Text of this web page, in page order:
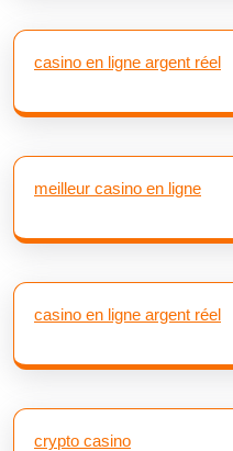
casino en ligne argent réel
meilleur casino en ligne
casino en ligne argent réel
crypto casino